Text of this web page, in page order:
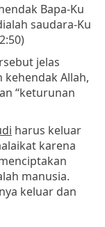
Bapa-Ku
saudara-Ku
jelas
Allah,
“keturunan
harus keluar
karena
manusia.
keluar dan